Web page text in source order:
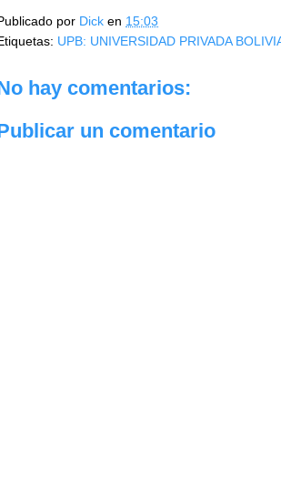
por Dick en 15:03
UPB: UNIVERSIDAD PRIVADA
hay comentarios:
un comentario